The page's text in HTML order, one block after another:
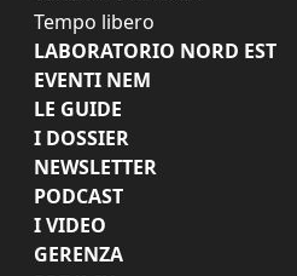
Tempo libero
LABORATORIO NORD EST
EVENTI NEM
LE GUIDE
I DOSSIER
NEWSLETTER
PODCAST
I VIDEO
GERENZA